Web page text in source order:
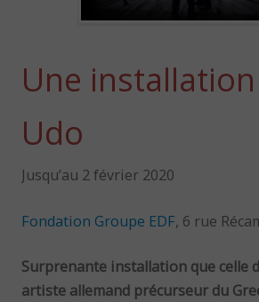
Une
Udo
Jusqu’au 2 février 2020
Fondation Groupe EDF, 6 rue
Surprenante installation que celle
artiste allemand précurseur du